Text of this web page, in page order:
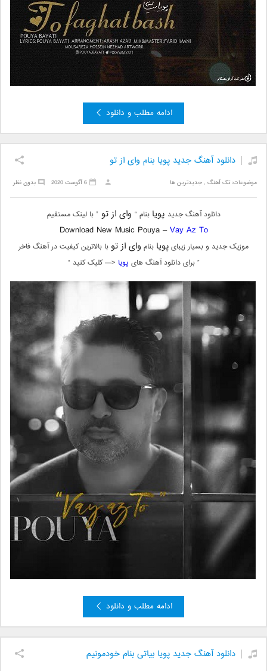
ادامه مطلب و دانلود
دانلود آهنگ جدید پویا بنام وای از تو
موضوعات:تک آهنگ ,جدیدترین ها بدون نظر 6 آگوست 2020
دانلود آهنگ جدید پویا بنام “ وای از تو” با لینک مستقیم
Download New Music Pouya –Vay Az To
موزیک جدید و بسیار زیبایپویا بنام وای از توبا بالاترین کیفیت در آهنگ فاخر
” برای دانلود آهنگ های پویا <— کلیک کنید “
ادامه مطلب و دانلود
دانلود آهنگ جدید پویا بیاتی بنام خودمونیم